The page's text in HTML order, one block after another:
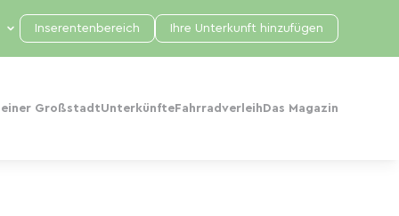
einer GroßstadtUnterkünfte Fahrradverleih Das Magazin
Inserentenbereich Ihre Unterkunft hinzufügen